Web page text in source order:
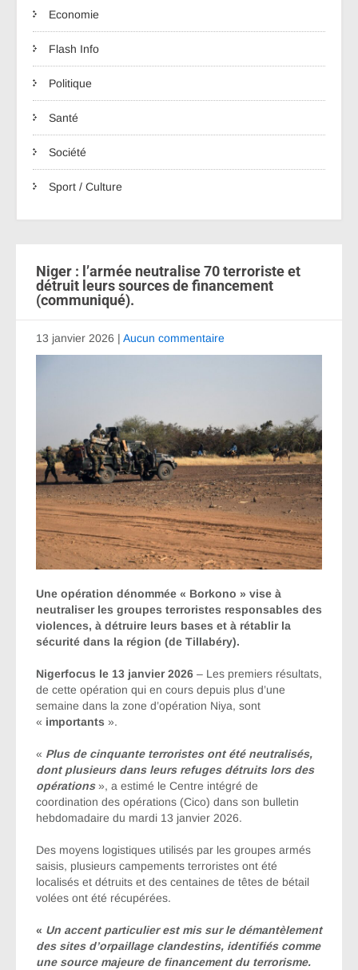
Economie
Flash Info
Politique
Santé
Société
Sport / Culture
Niger : l’armée neutralise 70 terroriste et
détruit leurs sources de financement
(communiqué).
13 janvier 2026 | Aucun commentaire
Une opération dénommée « Borkono » vise à
neutraliser les groupes terroristes responsables des
violences, à détruire leurs bases et à rétablir la
sécurité dans la région (de Tillabéry).
Nigerfocus le 13 janvier 2026 – Les premiers résultats,
de cette opération qui en cours depuis plus d’une
semaine dans la zone d’opération Niya, sont
« importants ».
« Plus de cinquante terroristes ont été neutralisés,
dont plusieurs dans leurs refuges détruits lors des
opérations», a estimé le Centre intégré de
coordination des opérations (Cico) dans son bulletin
hebdomadaire du mardi 13 janvier 2026.
Des moyens logistiques utilisés par les groupes armés
saisis, plusieurs campements terroristes ont été
localisés et détruits et des centaines de têtes de bétail
volées ont été récupérées.
« Un accent particulier est mis sur le démantèlement
des sites d’orpaillage clandestins, identifiés comme
une source majeure de financement du terrorisme.